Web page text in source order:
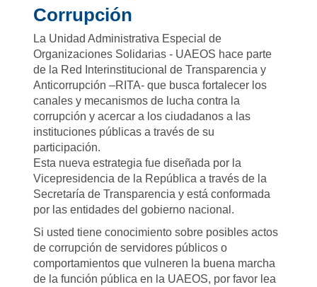
Corrupción
La Unidad Administrativa Especial de
Organizaciones Solidarias - UAEOS hace parte
de la Red Interinstitucional de Transparencia y
Anticorrupción –RITA- que busca fortalecer los
canales y mecanismos de lucha contra la
corrupción y acercar a los ciudadanos a las
instituciones públicas a través de su
participación.
Esta nueva estrategia fue diseñada por la
Vicepresidencia de la República a través de la
Secretaría de Transparencia y está conformada
por las entidades del gobierno nacional.
Si usted tiene conocimiento sobre posibles actos
de corrupción de servidores públicos o
comportamientos que vulneren la buena marcha
de la función pública en la UAEOS, por favor lea